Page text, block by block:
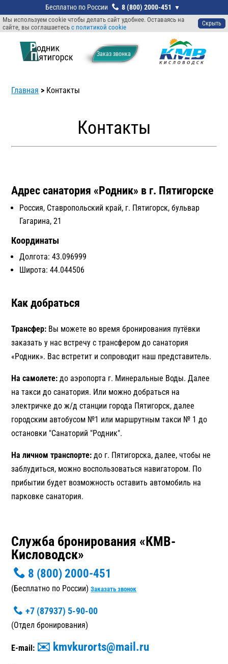
Мы используем cookie чтобы делать сайт удобнее. Оставаясь на
сайте, вы соглашаетесь с политикой cookie Скрыть
Заказ звонкa
8 (800) 2000-451
Главная > Контакты
Контакты
Адрес санатория «Родник» в г. Пятигорске
Россия, Ставропольский край, г. Пятигорск, бульвар
Гагарина, 21
Координаты
Долгота:43.096999
Широта:44.044506
Как добраться
Трансфер: Вы можете во время бронирования путёвки
заказать у нас встречу с трансфером до санатория
«Родник». Вас встретит и сопроводит наш представитель.
На самолете: до аэропорта г. Минеральные Воды. Далее
на такси до санатория. Или можно добраться на
электричке до ж/д станции города Пятигорск, далее
городским автобусом №1 или маршрутным такси № 1 до
остановки "Санаторий "Родник".
На личном транспорте: до г. Пятигорска, далее, чтобы не
заблудиться, можно воспользоваться навигатором. По
прибытии будет возможность оставить автомобиль на
парковке санатория.
Служба бронирования «КМВ-
Кисловодск»
8 (800) 2000-451
(Бесплатно по России)Заказать звонок
+7 (87937) 5-90-00
(Отдел бронирования)
E-mail: ✉️ kmvkurorts@mail.ru